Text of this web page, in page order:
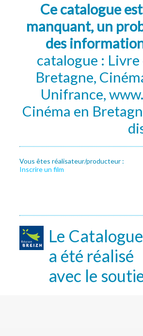
Ce catalogue
manquant, un
des
catalogue :
Bretagne,
Unifrance,
Cinéma en
Vous êtes réalisateur/producteur :
Inscrire un film
Le
a été réalisé
avec le